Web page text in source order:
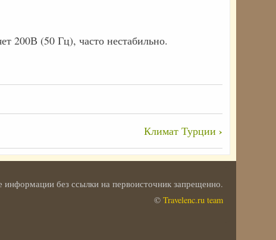
200В (50 Гц), часто нестабильно.
Климат Турции ›
информации без ссылки на первоисточник запрещенно.
© Travelenc.ru team